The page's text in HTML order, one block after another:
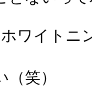
ワイトニ
笑）